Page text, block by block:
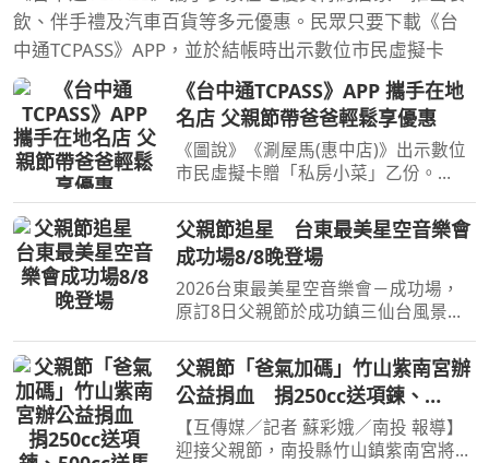
飲、伴手禮及汽車百貨等多元優惠。民眾只要下載《台
中通TCPASS》APP，並於結帳時出示數位市民虛擬卡
《台中通TCPASS》APP 攜手在地
名店 父親節帶爸爸輕鬆享優惠
《圖說》《涮屋馬(惠中店)》出示數位
市民虛擬卡贈「私房小菜」乙份。
將到來，為感謝全天下父親的辛勞，今
年《台中通TCPASS》攜手多家在地優
質特約店家，推出餐飲、伴
父親節追星 台東最美星空音樂會
成功場8/8晚登場
2026台東最美星空音樂會－成功場，
原訂8日父親節於成功鎮三仙台風景區
地改至成功海濱公園；由金曲歌王(亂)
彈阿翔、守夜人領銜演出。台東觀光發
展處觀光遊憩科長郭玉蘭
父親節「爸氣加碼」竹山紫南宮辦
公益捐血 捐250cc送項鍊、
500cc送馬年套幣
【互傳媒／記者 蘇彩娥／南投 報導】
迎接父親節，南投縣竹山鎮紫南宮將於